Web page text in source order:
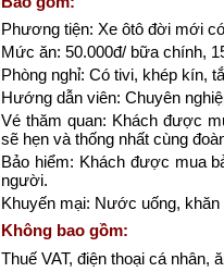
Phương tiện: Xe ôtô đời mới
Mức ăn: 50.000đ/ bữa chính,
Phòng nghỉ: Có tivi, khép kín,
Hướng dẫn viên: Chuyên
Vé thăm quan: Khách được
sẽ hẹn và thống nhất cùng
Bảo hiểm: Khách được mua
người.
Khuyến mại: Nước uống,
Không bao gồm:
Thuế VAT, điện thoại cá nhân,